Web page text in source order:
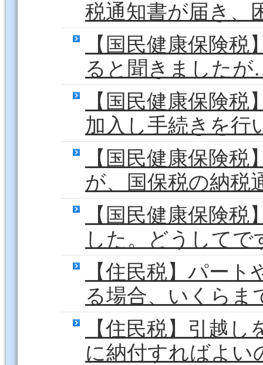
税通知書が届き、
【国民健康保険
ると聞きました
【国民健康保険
加入し手続きを行
【国民健康保険
が、国保税の納税
【国民健康保険
した。どうしてで
【住民税】パー
る場合、いくらま
【住民税】引越
に納付すればよい